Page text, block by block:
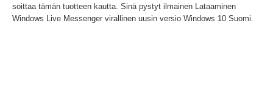
soittaa tämän tuotteen kautta. Sinä pystyt ilmainen Lataaminen
Windows Live Messenger virallinen uusin versio Windows 10 Suomi.